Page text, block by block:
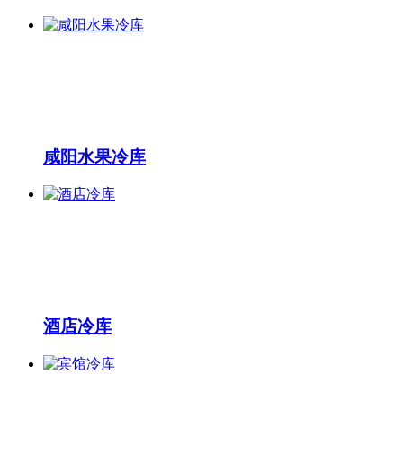
咸阳水果冷库
酒店冷库